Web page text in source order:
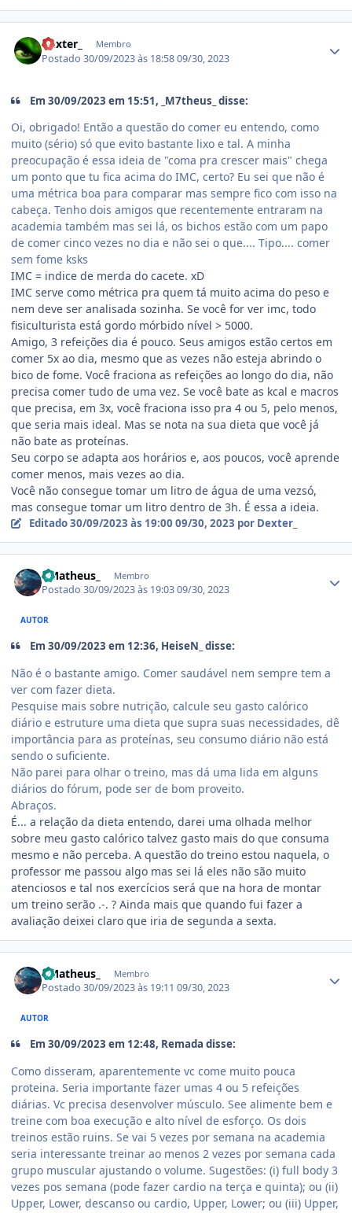
Dexter_ Membro
Postado30/09/2023 às 18:5809/30, 2023
Em 30/09/2023 em 15:51, _M7theus_ disse:
Oi, obrigado! Então a questão do comer eu entendo, como
muito (sério) só que evito bastante lixo e tal. A minha
preocupação é essa ideia de "coma pra crescer mais" chega
um ponto que tu fica acima do IMC, certo? Eu sei que não é
uma métrica boa para comparar mas sempre fico com isso na
cabeça. Tenho dois amigos que recentemente entraram na
academia também mas sei lá, os bichos estão com um papo
de comer cinco vezes no dia e não sei o que.... Tipo.... comer
sem fome ksks
IMC = indice de merda do cacete. xD
IMC serve como métrica pra quem tá muito acima do peso e
nem deve ser analisada sozinha. Se você for ver imc, todo
fisiculturista está gordo mórbido nível > 5000.
Amigo, 3 refeições dia é pouco. Seus amigos estão certos em
comer 5x ao dia, mesmo que as vezes não esteja abrindo o
bico de fome. Você fraciona as refeições ao longo do dia, não
precisa comer tudo de uma vez. Se você bate as kcal e macros
que precisa, em 3x, você fraciona isso pra 4 ou 5, pelo menos,
que seria mais ideal. Mas se nota na sua dieta que você já
não bate as proteínas.
Seu corpo se adapta aos horários e, aos poucos, você aprende
comer menos, mais vezes ao dia.
Você não consegue tomar um litro de água de uma vezsó,
mas consegue tomar um litro dentro de 3h. É essa a ideia.
Editado30/09/2023 às 19:00 09/30, 2023 por Dexter_
- Matheus_ Membro
Postado30/09/2023 às 19:0309/30, 2023
AUTOR
Em 30/09/2023 em 12:36, HeiseN_ disse:
Não é o bastante amigo. Comer saudável nem sempre tem a
ver com fazer dieta.
Pesquise mais sobre nutrição, calcule seu gasto calórico
diário e estruture uma dieta que supra suas necessidades, dê
importância para as proteínas, seu consumo diário não está
sendo o suficiente.
Não parei para olhar o treino, mas dá uma lida em alguns
diários do fórum, pode ser de bom proveito.
Abraços.
É... a relação da dieta entendo, darei uma olhada melhor
sobre meu gasto calórico talvez gasto mais do que consuma
mesmo e não perceba. A questão do treino estou naquela, o
professor me passou algo mas sei lá eles não são muito
atenciosos e tal nos exercícios será que na hora de montar
um treino serão .-. ? Ainda mais que quando fui fazer a
avaliação deixei claro que iria de segunda a sexta.
- Matheus_ Membro
Postado30/09/2023 às 19:1109/30, 2023
AUTOR
Em 30/09/2023 em 12:48, Remada disse:
Como disseram, aparentemente vc come muito pouca
proteina. Seria importante fazer umas 4 ou 5 refeições
diárias. Vc precisa desenvolver músculo. See alimente bem e
treine com boa execução e alto nível de esforço. Os dois
treinos estão ruins. Se vai 5 vezes por semana na academia
seria interessante treinar ao menos 2 vezes por semana cada
grupo muscular ajustando o volume. Sugestões: (i) full body 3
vezes pos semana (pode fazer cardio na terça e quinta); ou (ii)
Upper, Lower, descanso ou cardio, Upper, Lower; ou (iii) Upper,